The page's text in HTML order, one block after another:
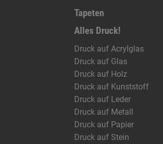
Tapeten
Alles Druck!
Druck auf Acrylglas
Druck auf Glas
Druck auf Holz
Druck auf Kunststoff
Druck auf Leder
Druck auf Metall
Druck auf Papier
Druck auf Stein